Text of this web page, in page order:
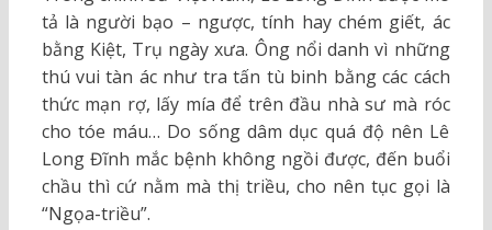
tả là người bạo – ngược, tính hay chém giết, ác
bằng Kiệt, Trụ ngày xưa. Ông nổi danh vì những
thú vui tàn ác như tra tấn tù binh bằng các cách
thức mạn rợ, lấy mía để trên đầu nhà sư mà róc
cho tóe máu… Do sống dâm dục quá độ nên Lê
Long Đĩnh mắc bệnh không ngồi được, đến buổi
chầu thì cứ nằm mà thị triều, cho nên tục gọi là
“Ngọa-triều”.